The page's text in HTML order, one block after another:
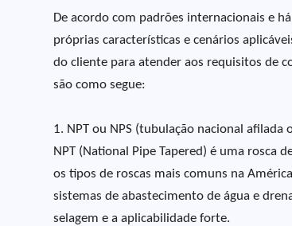
De acordo com padrões internacionais e
próprias características e cenários
do cliente para atender aos requisitos de
são como segue:
1. NPT ou NPS (tubulação nacional afilada
NPT (National Pipe Tapered) é uma rosca
os tipos de roscas mais comuns na
sistemas de abastecimento de água e
selagem e a aplicabilidade forte.